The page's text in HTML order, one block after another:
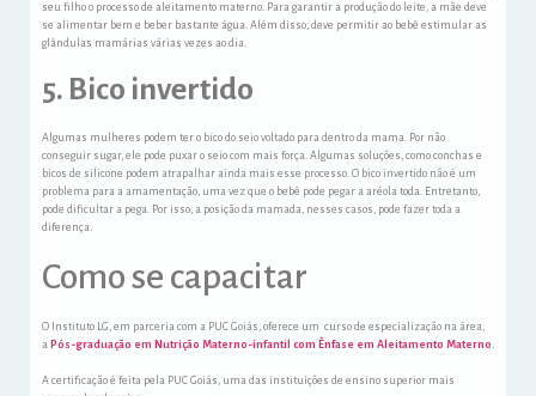
seu filho o processo de aleitamento materno. Para garantir a produção do leite, a mãe deve
se alimentar bem e beber bastante água. Além disso, deve permitir ao bebê estimular as
glândulas mamárias várias vezes ao dia.
5. Bico invertido
Algumas mulheres podem ter o bico do seio voltado para dentro da mama. Por não
conseguir sugar, ele pode puxar o seio com mais força. Algumas soluções, como conchas e
bicos de silicone podem atrapalhar ainda mais esse processo. O bico invertido não é um
problema para a amamentação, uma vez que o bebê pode pegar a aréola toda. Entretanto,
pode dificultar a pega. Por isso, a posição da mamada, nesses casos, pode fazer toda a
diferença.
Como se capacitar
O Instituto LG, em parceria com a PUC Goiás, oferece um curso de especialização na área,
a Pós-graduação em Nutrição Materno-infantil com Ênfase em Aleitamento Materno.
A certificação é feita pela PUC Goiás, uma das instituições de ensino superior mais